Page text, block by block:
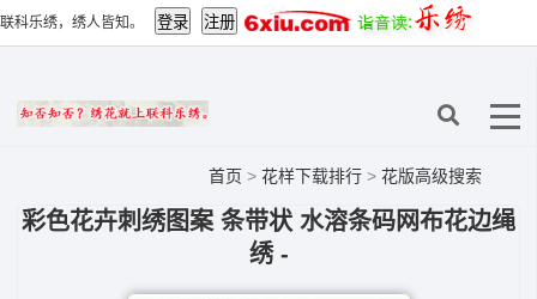
联科乐绣，绣人皆知。
首页 > 花样下载排行 > 花版高级搜索
彩色花卉刺绣图案 条带状 水溶条码网布花边绳
绣 -